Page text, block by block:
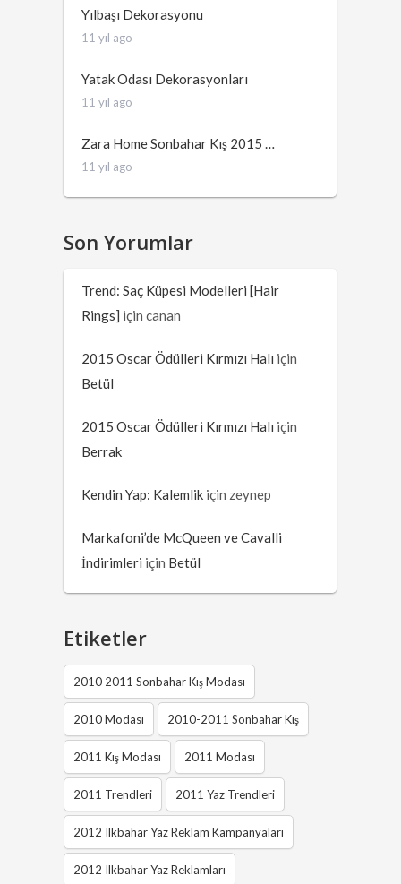
Yılbaşı Dekorasyonu
11 yıl ago
Yatak Odası Dekorasyonları
11 yıl ago
Zara Home Sonbahar Kış 2015 …
11 yıl ago
Son Yorumlar
Trend: Saç Küpesi Modelleri [Hair
Rings] içincanan
2015 Oscar Ödülleri Kırmızı Halı için
Betül
2015 Oscar Ödülleri Kırmızı Halı için
Berrak
Kendin Yap: Kalemlik için zeynep
Markafoni’de McQueen ve Cavalli
İndirimleri için Betül
Etiketler
2010 2011 Sonbahar Kış Modası
2010 Modası 2010-2011 Sonbahar Kış
2011 Kış Modası 2011 Modası
2011 Trendleri 2011 Yaz Trendleri
2012 Ilkbahar Yaz Reklam Kampanyaları
2012 Ilkbahar Yaz Reklamları